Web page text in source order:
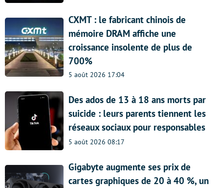
CXMT : le fabricant chinois de
mémoire DRAM affiche une
croissance insolente de plus de
700%
5 août 2026 17:04
Des ados de 13 à 18 ans morts par
suicide : leurs parents tiennent les
réseaux sociaux pour responsables
5 août 2026 08:17
Gigabyte augmente ses prix de
cartes graphiques de 20 à 40 %, un